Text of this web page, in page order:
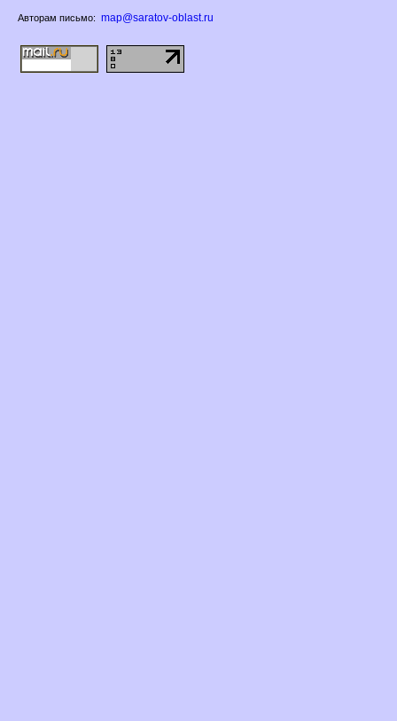
Авторам письмо: map@saratov-oblast.ru